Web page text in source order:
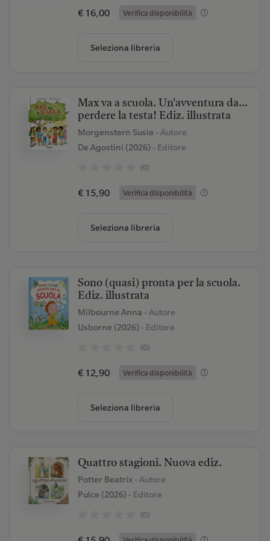
€ 16,00 Verifica disponibilità
Seleziona libreria
Max va a scuola. Un'avventura da...
perdere la testa! Ediz. illustrata
Morgenstern Susie - Autore
De Agostini (2026)- Editore
(0)
€ 15,90 Verifica disponibilità
Seleziona libreria
Sono (quasi) pronta per la scuola.
Ediz. illustrata
Milbourne Anna - Autore
Usborne (2026)- Editore
(0)
€ 12,90 Verifica disponibilità
Seleziona libreria
Quattro stagioni. Nuova ediz.
Potter Beatrix - Autore
Pulce (2026)- Editore
(0)